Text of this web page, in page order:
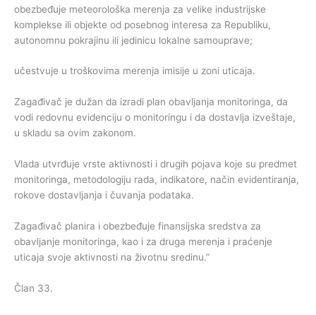
obezbeđuje meteorološka merenja za velike industrijske
komplekse ili objekte od posebnog interesa za Republiku,
autonomnu pokrajinu ili jedinicu lokalne samouprave;
učestvuje u troškovima merenja imisije u zoni uticaja.
Zagađivač je dužan da izradi plan obavljanja monitoringa, da
vodi redovnu evidenciju o monitoringu i da dostavlja izveštaje,
u skladu sa ovim zakonom.
Vlada utvrđuje vrste aktivnosti i drugih pojava koje su predmet
monitoringa, metodologiju rada, indikatore, način evidentiranja,
rokove dostavljanja i čuvanja podataka.
Zagađivač planira i obezbeđuje finansijska sredstva za
obavljanje monitoringa, kao i za druga merenja i praćenje
uticaja svoje aktivnosti na životnu sredinu.”
Član 33.